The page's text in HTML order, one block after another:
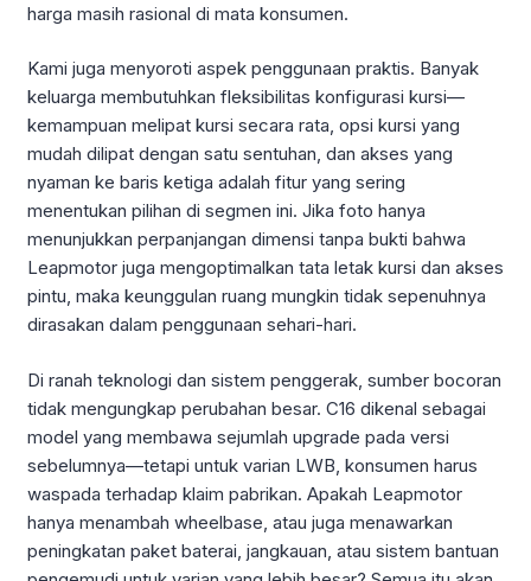
harga masih rasional di mata konsumen.
Kami juga menyoroti aspek penggunaan praktis. Banyak
keluarga membutuhkan fleksibilitas konfigurasi kursi—
kemampuan melipat kursi secara rata, opsi kursi yang
mudah dilipat dengan satu sentuhan, dan akses yang
nyaman ke baris ketiga adalah fitur yang sering
menentukan pilihan di segmen ini. Jika foto hanya
menunjukkan perpanjangan dimensi tanpa bukti bahwa
Leapmotor juga mengoptimalkan tata letak kursi dan akses
pintu, maka keunggulan ruang mungkin tidak sepenuhnya
dirasakan dalam penggunaan sehari-hari.
Di ranah teknologi dan sistem penggerak, sumber bocoran
tidak mengungkap perubahan besar. C16 dikenal sebagai
model yang membawa sejumlah upgrade pada versi
sebelumnya—tetapi untuk varian LWB, konsumen harus
waspada terhadap klaim pabrikan. Apakah Leapmotor
hanya menambah wheelbase, atau juga menawarkan
peningkatan paket baterai, jangkauan, atau sistem bantuan